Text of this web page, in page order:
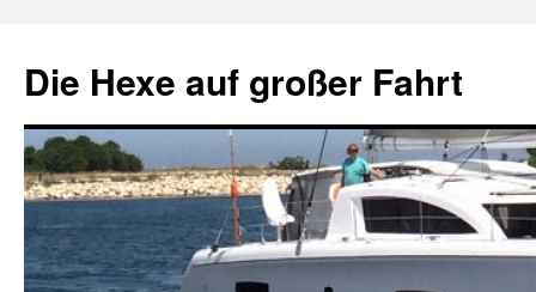
springen
Die Hexe auf großer Fahrt